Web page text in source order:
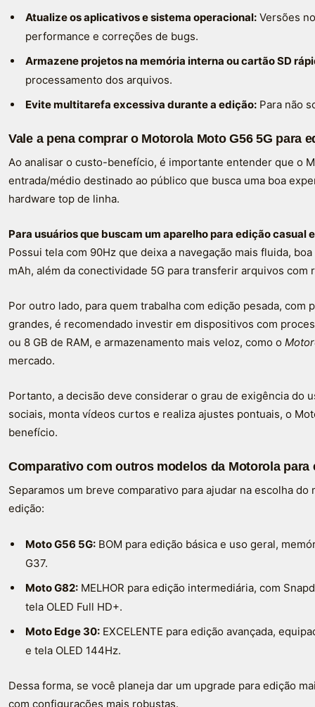
Atualize os aplicativos e sistema operacional: Versões
performance e correções de bugs.
Armazene projetos na memória interna ou cartão SD
processamento dos arquivos.
Evite multitarefa excessiva durante a edição: Para não
Vale a pena comprar o Motorola Moto G56 5G para
Ao analisar o custo-benefício, é importante entender que o
entrada/médio destinado ao público que busca uma boa
hardware top de linha.
Para usuários que buscam um aparelho para edição casual
Possui tela com 90Hz que deixa a navegação mais fluida,
mAh, além da conectividade 5G para transferir arquivos com
Por outro lado, para quem trabalha com edição pesada,
grandes, é recomendado investir em dispositivos com
ou 8 GB de RAM, e armazenamento mais veloz, como o
mercado.
Portanto, a decisão deve considerar o grau de exigência do
sociais, monta vídeos curtos e realiza ajustes pontuais, o
benefício.
Comparativo com outros modelos da Motorola para
Separamos um breve comparativo para ajudar na escolha
edição:
Moto G56 5G: BOM para edição básica e uso geral,
G37.
Moto G82: MELHOR para edição intermediária, com
tela OLED Full HD+.
Moto Edge 30: EXCELENTE para edição avançada,
e tela OLED 144Hz.
Dessa forma, se você planeja dar um upgrade para edição
com configurações mais robustas.